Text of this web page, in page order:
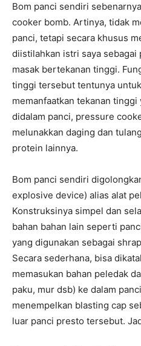
Bom panci sendiri
cooker bomb. Artinya, tidak
panci, tetapi secara khusus
diistilahkan istri saya sebagai
masak bertekanan tinggi.
tinggi tersebut tentunya
memanfaatkan tekanan
didalam panci, pressure
melunakkan daging dan
protein lainnya.
Bom panci sendiri
explosive device) alias alat
Konstruksinya simpel dan
bahan bahan lain seperti
yang digunakan sebagai
Secara sederhana, bisa
memasukan bahan peledak
paku, mur dsb) ke dalam
menempelkan blasting cap
luar panci presto tersebut.